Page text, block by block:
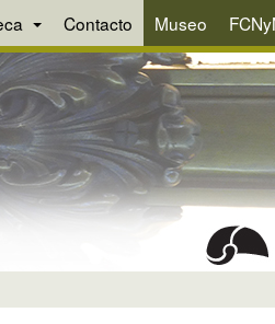
Contacto Museo